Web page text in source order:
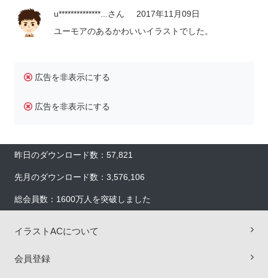
u**************... さん
2017年11月09日
ユーモアのあるかわいいイラストでした。
広告を非表示にする
広告を非表示にする
昨日のダウンロード数：57,821
先月のダウンロード数：3,576,106
総会員数：1600万人を突破しました
イラストACについて
会員登録